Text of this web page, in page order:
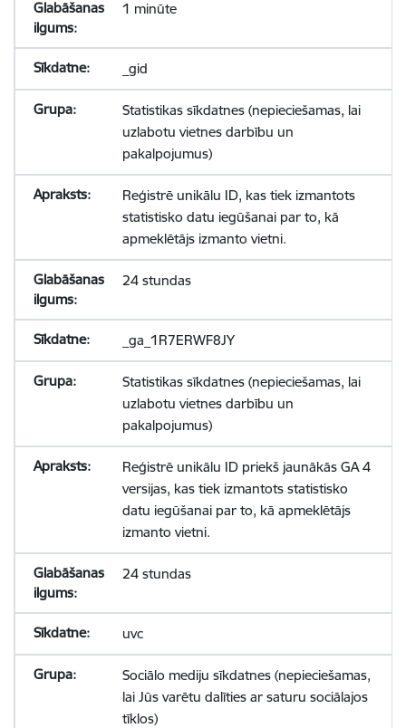
1 minūte
_gid
Statistikas sīkdatnes (nepieciešamas, lai
uzlabotu vietnes darbību un
pakalpojumus)
Reģistrē unikālu ID, kas tiek izmantots
statistisko datu iegūšanai par to, kā
apmeklētājs izmanto vietni.
24 stundas
_ga_1R7ERWF8JY
Statistikas sīkdatnes (nepieciešamas, lai
uzlabotu vietnes darbību un
pakalpojumus)
Reģistrē unikālu ID priekš jaunākās GA 4
versijas, kas tiek izmantots statistisko
datu iegūšanai par to, kā apmeklētājs
izmanto vietni.
24 stundas
uvc
Sociālo mediju sīkdatnes (nepieciešamas,
lai Jūs varētu dalīties ar saturu sociālajos
tīklos)